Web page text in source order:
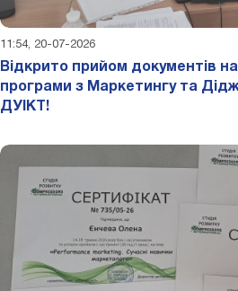
11:54, 20-07-2026
Відкрито прийом документів на
програми з Маркетингу та
ДУІКТ!